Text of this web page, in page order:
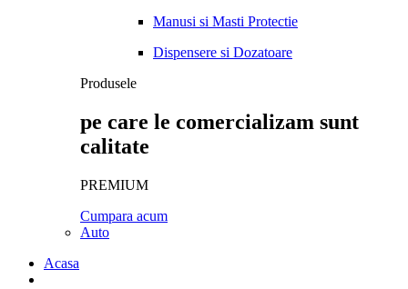
Manusi si Masti Protectie
Dispensere si Dozatoare
Produsele
pe care le comercializam sunt
calitate
PREMIUM
Cumpara acum
Auto
Acasa